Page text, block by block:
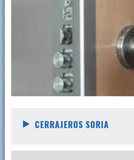
CERRAJEROS SORIA